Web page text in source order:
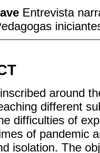
Entrevista
around
different
difficulties of
of pandemic
isolation. The